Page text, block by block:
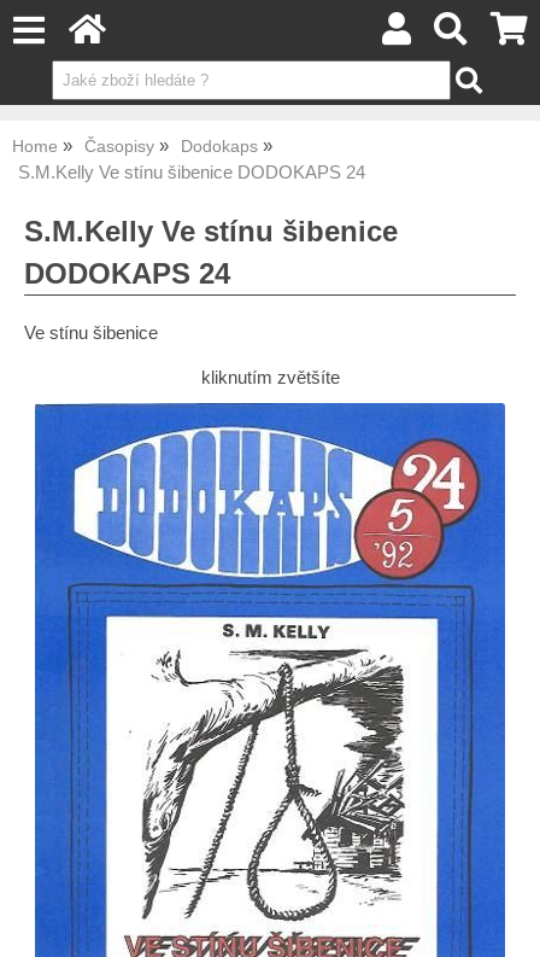
Home Časopisy Dodokaps
S.M.Kelly Ve stínu šibenice DODOKAPS 24
S.M.Kelly Ve stínu šibenice
DODOKAPS 24
Ve stínu šibenice
kliknutím zvětšíte